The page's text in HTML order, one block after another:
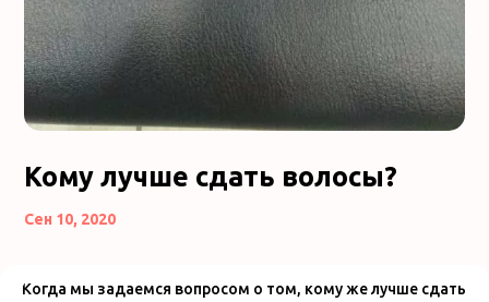
Кому лучше сдать волосы?
Сен 10, 2020
Когда мы задаемся вопросом о том, кому же лучше сдать